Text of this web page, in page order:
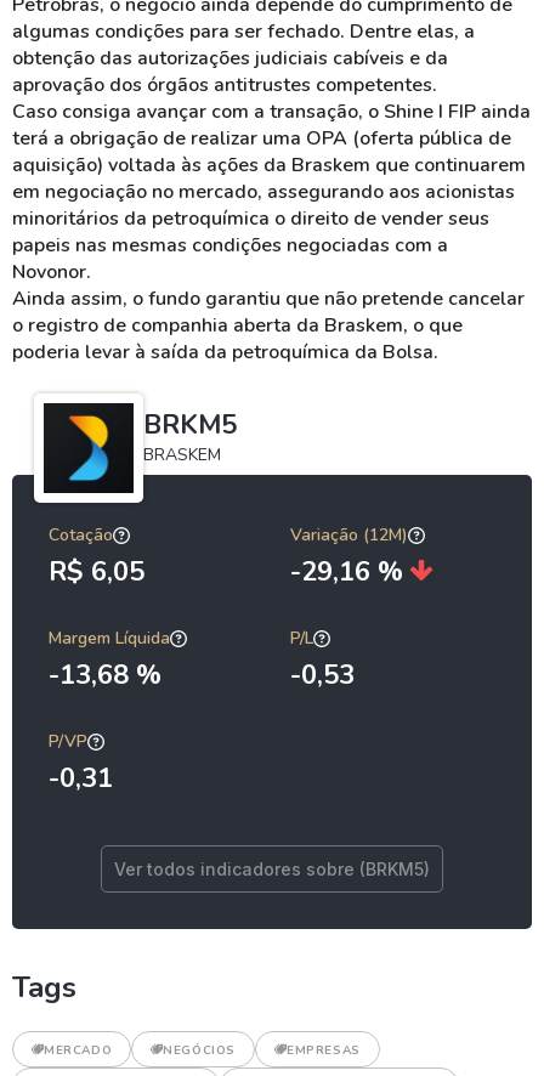
algumas condições para ser fechado. Dentre elas, a
obtenção das autorizações judiciais cabíveis e da
aprovação dos órgãos antitrustes competentes.
Caso consiga avançar com a transação, o Shine I FIP ainda
terá a obrigação de realizar uma OPA (oferta pública de
aquisição) voltada às ações da Braskem que continuarem
em negociação no mercado, assegurando aos acionistas
minoritários da petroquímica o direito de vender seus
papeis nas mesmas condições negociadas com a
Novonor.
Ainda assim, o fundo garantiu que não pretende cancelar
o registro de companhia aberta da Braskem, o que
poderia levar à saída da petroquímica da Bolsa.
BRKM5
BRASKEM
Cotação
R$ 6,05
Variação (12M)
-29,16 %
Margem Líquida
-13,68 %
P/L
-0,53
P/VP
-0,31
Ver todos indicadores sobre (BRKM5)
Tags
MERCADO NEGÓCIOS EMPRESAS